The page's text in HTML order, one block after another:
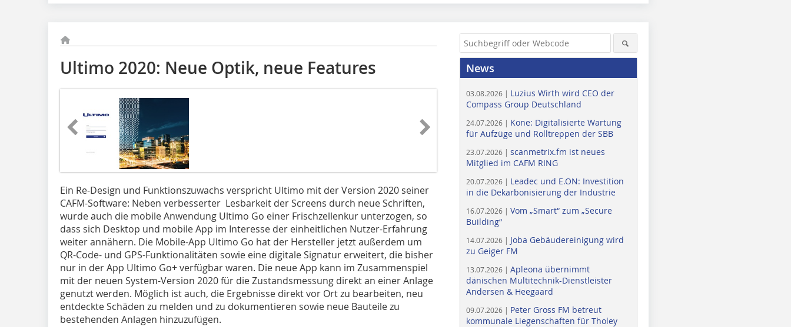
Ultimo 2020: Neue Optik, neue Features
Ein Re-Design und Funktionszuwachs verspricht Ultimo mit der Version 2020 seiner
CAFM-Software: Neben verbesserter Lesbarkeit der Screens durch neue Schriften,
wurde auch die mobile Anwendung Ultimo Go einer Frischzellenkur unter­zogen, so
dass sich Desktop und mobile App im Interesse der ­einheitlichen Nutzer-Erfahrung
weiter annähern. Die Mobile-App Ultimo Go hat der Hersteller jetzt außerdem um
QR-Code- und GPS-Funktionalitäten sowie eine digitale Signatur erweitert, die bisher
nur in der App Ultimo Go+ verfügbar waren. Die neue App kann im Zusammenspiel
mit der neuen System-Version 2020 für die Zustandsmessung direkt an einer Anlage
genutzt werden. Möglich ist auch, die Ergebnisse direkt vor Ort zu bearbeiten, neu
entdeckte Schäden zu melden und zu dokumentieren sowie neue Bauteile zu
bestehenden Anlagen hinzuzufügen.
News
03.08.2026 | Luzius Wirth wird CEO der
Compass Group Deutschland
24.07.2026 | Kone: Digitalisierte Wartung
für Aufzüge und Rolltreppen der SBB
23.07.2026 | scanmetrix.fm ist neues
Mitglied im CAFM RING
20.07.2026 | Leadec und E.ON: Investition
in die Dekarbonisierung der Industrie
16.07.2026 | Vom „Smart“ zum „Secure
Building“
14.07.2026 | Joba Gebäudereinigung wird
zu Geiger FM
13.07.2026 | Apleona übernimmt
dänischen Multitechnik-Dienstleister
Andersen & Heegaard
09.07.2026 | Peter Gross FM betreut
kommunale Liegenschaften für Tholey